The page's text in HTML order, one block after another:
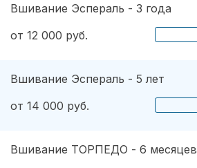
Вшивание Эспераль - 3 года
от 12 000 руб.
Вшивание Эспераль - 5 лет
от 14 000 руб.
Вшивание ТОРПЕДО - 6 месяцев